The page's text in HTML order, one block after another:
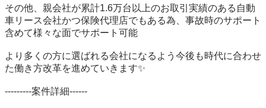
その他、親会社が累計1.6万台以上のお取引実績のある自動
車リース会社かつ保険代理店でもある為、事故時のサポート
含めて様々な面でサポート可能
より多くの方に選ばれる会社になるよう今後も時代に合わせ
た働き方改革を進めていきます✨
---------案件詳細------